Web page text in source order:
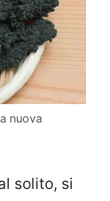
nuova
solito, si